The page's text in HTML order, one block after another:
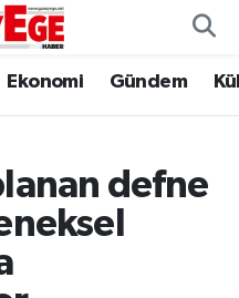
Ekonomi Gündem
defne
Haritası
ve Fikstür